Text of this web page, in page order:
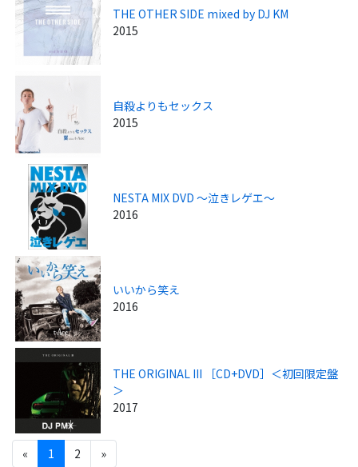
THE OTHER SIDE mixed by DJ KM
2015
自殺よりもセックス
2015
NESTA MIX DVD ～泣きレゲエ～
2016
いいから笑え
2016
THE ORIGINAL III ［CD+DVD］＜初回限定盤
＞
2017
« 1 2 »